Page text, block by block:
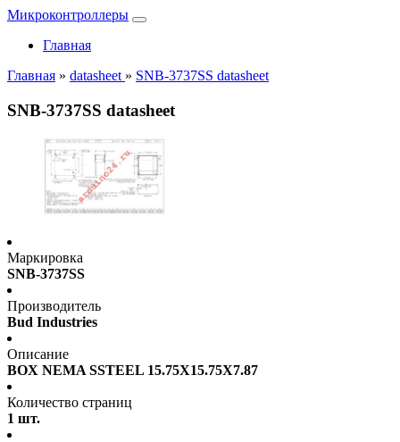
Микроконтроллеры
Главная
Главная » datasheet » SNB-3737SS datasheet
SNB-3737SS datasheet
Маркировка
SNB-3737SS
Производитель
Bud Industries
Описание
BOX NEMA SSTEEL 15.75X15.75X7.87
Количество страниц
1 шт.